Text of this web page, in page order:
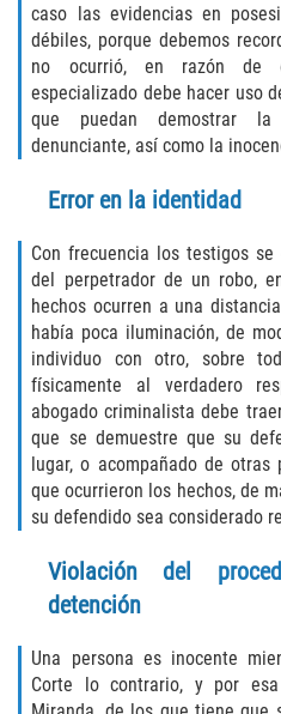
Driving Without a
Evading an Officer
Hit and Run
Vehicular
Drug Crimes
California
Manufacturing of
Possession of
Drug Possession
DUI
caso las evidencias en
débiles, porque debemos
no ocurrió, en razón de
especializado debe hacer uso
que puedan demostrar la
denunciante, así como la
Error en la identidad
Con frecuencia los testigos
del perpetrador de un robo,
hechos ocurren a una
había poca iluminación, de
individuo con otro, sobre
físicamente al verdadero
abogado criminalista debe
que se demuestre que su
lugar, o acompañado de
que ocurrieron los hechos, de
su defendido sea considerado
Violación del
detención
Una persona es inocente
Corte lo contrario, y por